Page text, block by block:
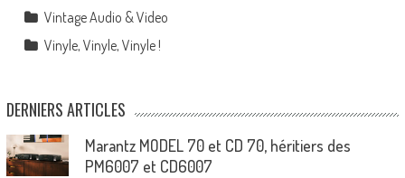
Vintage Audio & Video
Vinyle, Vinyle, Vinyle !
DERNIERS ARTICLES
Marantz MODEL 70 et CD 70, héritiers des
PM6007 et CD6007